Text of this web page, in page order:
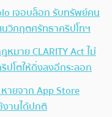
เจอบล็อก รับทรัพย์คน
นวิกฤตศรัทธาคริปโทฯ
มาย CLARITY Act ไม่
โตให้ดิ่งลงอีกระลอก
ายจาก App Store
านได้ปกติ